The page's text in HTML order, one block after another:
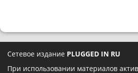
Сетевое издание PLUGGED IN RU
При использовании материалов